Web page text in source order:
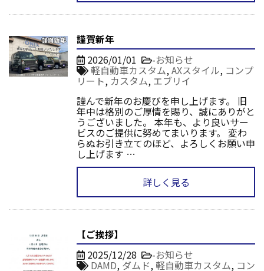
謹賀新年
2026/01/01 -お知らせ
軽自動車カスタム,AXスタイル, コンプ
リート, カスタム, エブリイ
謹んで新年のお慶びを申し上げます。 旧
年中は格別のご厚情を賜り、誠にありがと
うございました。 本年も、より良いサー
ビスのご提供に努めてまいります。 変わ
らぬお引き立てのほど、よろしくお願い申
し上げます …
詳しく見る
【ご挨拶】
2025/12/28 -お知らせ
DAMD, ダムド, 軽自動車カスタム, コン